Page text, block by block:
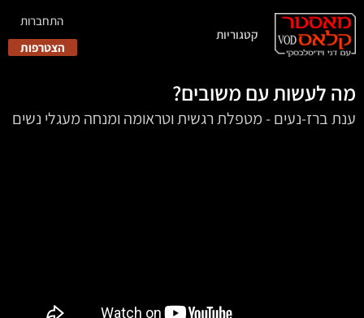
קטגוריות
התחברות
הצטרפות
מה לעשות עם משובים?
ענת ברז-נעים - מטפלת רגשית וטראומה ומנחה מעגלי נשים